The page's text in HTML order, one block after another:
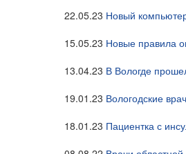
22.05.23 Новый
15.05.23 Новые правила
13.04.23 В Вологде
19.01.23 Вологодские
18.01.23 Пациентка с